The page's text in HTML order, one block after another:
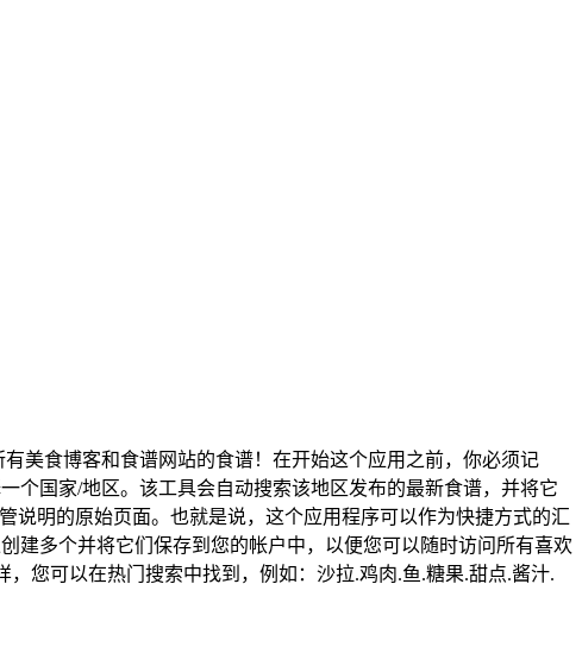
美食博客和食谱网站的食谱！在开始这个应用之前，你必须记
个国家/地区。该工具会自动搜索该地区发布的最新食谱，并将它
说明的原始页面。也就是说，这个应用程序可以作为快捷方式的汇
建多个并将它们保存到您的帐户中，以便您可以随时访问所有喜欢
您可以在热门搜索中找到，例如：沙拉.鸡肉.鱼.糖果.甜点.酱汁.